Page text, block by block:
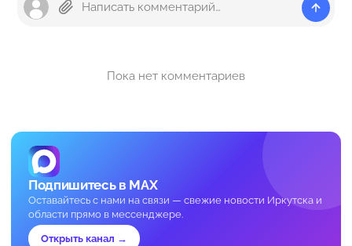
Пока нет комментариев
Подпишитесь в MAX
Оставайтесь с нами на связи — свежие новости Иркутска и
области прямо в мессенджере.
Открыть канал →